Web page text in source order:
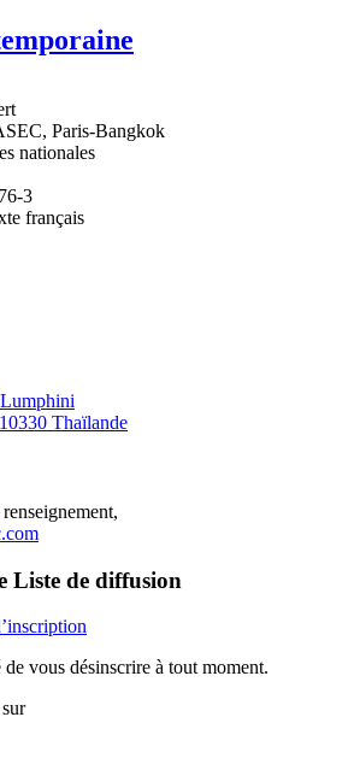
Paris-Bangkok
nationales
3
français
Thaïlande
Liste de diffusion
vous désinscrire à tout moment.